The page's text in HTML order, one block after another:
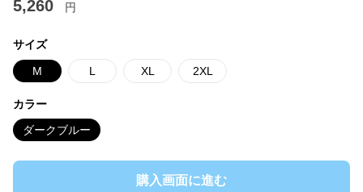
5,260 円
サイズ
M L XL 2XL
カラー
ダークブルー
購入画面に進む